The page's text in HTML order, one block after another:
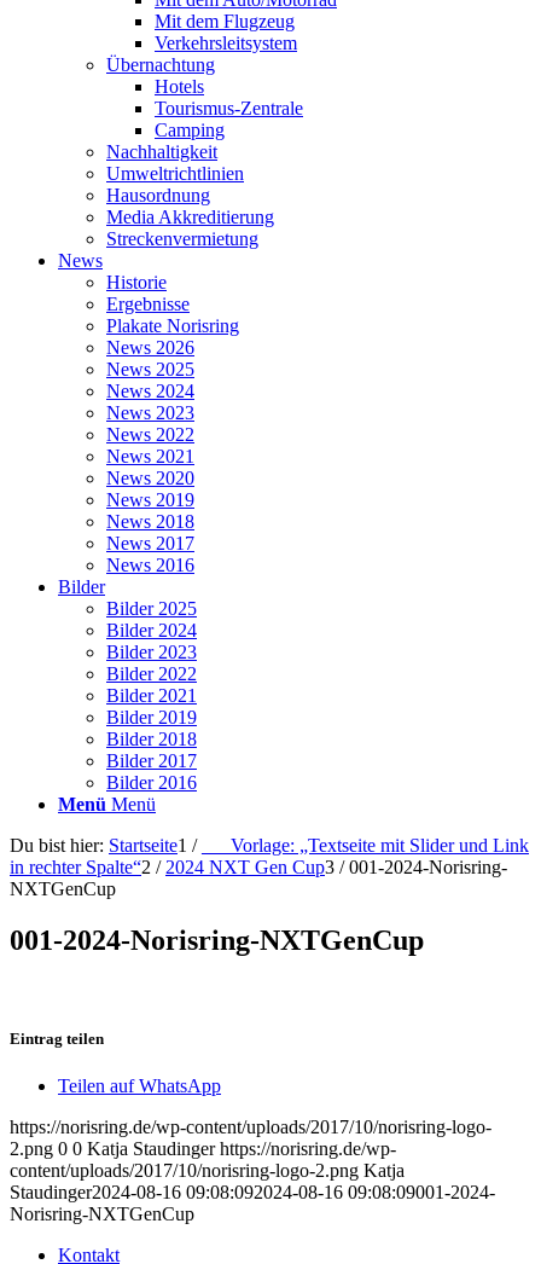
Mit dem Flugzeug
Verkehrsleitsystem
Übernachtung
Hotels
Tourismus-Zentrale
Camping
Nachhaltigkeit
Umweltrichtlinien
Hausordnung
Media Akkreditierung
Streckenvermietung
News
Historie
Ergebnisse
Plakate Norisring
News 2026
News 2025
News 2024
News 2023
News 2022
News 2021
News 2020
News 2019
News 2018
News 2017
News 2016
Bilder
Bilder 2025
Bilder 2024
Bilder 2023
Bilder 2022
Bilder 2021
Bilder 2019
Bilder 2018
Bilder 2017
Bilder 2016
Menü Menü
Du bist hier: Startseite1 /
___Vorlage: „Textseite mit Slider und Link
in rechter Spalte“2 / 2024 NXT Gen Cup3 / 001-2024-Norisring-
NXTGenCup
001-2024-Norisring-NXTGenCup
Eintrag teilen
Teilen auf WhatsApp
https://norisring.de/wp-content/uploads/2017/10/norisring-logo-
2.png 0 0 Katja Staudinger https://norisring.de/wp-
content/uploads/2017/10/norisring-logo-2.png Katja
Staudinger2024-08-16 09:08:092024-08-16 09:08:09001-2024-
Norisring-NXTGenCup
Kontakt